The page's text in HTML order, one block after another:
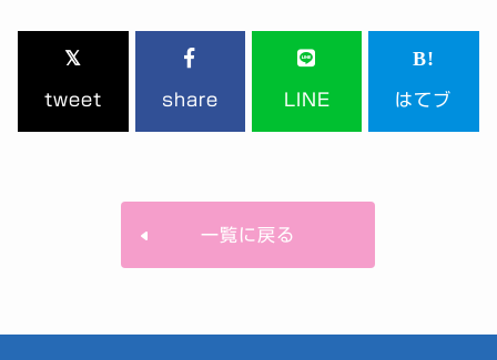
tweet share LINE はてブ
一覧に戻る